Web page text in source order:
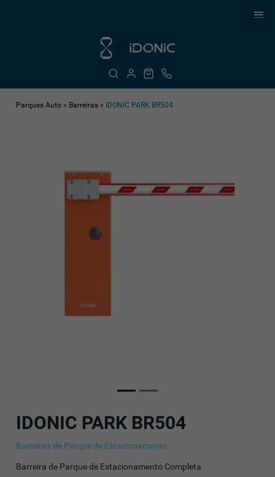
Parques Auto » Barreiras » IDONIC PARK BR504
IDONIC PARK BR504
Barreiras de Parque de Estacionamento
Barreira de Parque de Estacionamento Completa